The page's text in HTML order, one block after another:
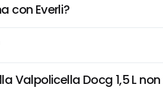
con Everli?
Valpolicella Docg 1,5 L